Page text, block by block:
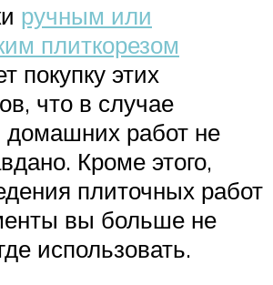
ручным или
плиткорезом
покупку этих
что в случае
домашних работ не
Кроме этого,
плиточных работ
вы больше не
использовать.